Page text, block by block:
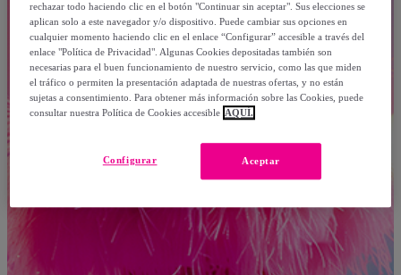
rechazar todo haciendo clic en el botón "Continuar sin aceptar". Sus elecciones se
aplican solo a este navegador y/o dispositivo. Puede cambiar sus opciones en
cualquier momento haciendo clic en el enlace “Configurar” accesible a través del
enlace "Política de Privacidad". Algunas Cookies depositadas también son
necesarias para el buen funcionamiento de nuestro servicio, como las que miden
el tráfico o permiten la presentación adaptada de nuestras ofertas, y no están
sujetas a consentimiento. Para obtener más información sobre las Cookies, puede
consultar nuestra Política de Cookies accesible AQUÍ.
Aceptar
Configurar